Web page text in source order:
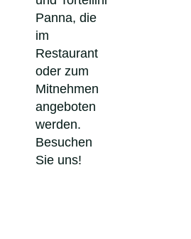
Panna, die
im
Restaurant
oder zum
Mitnehmen
angeboten
werden.
Besuchen
Sie uns!